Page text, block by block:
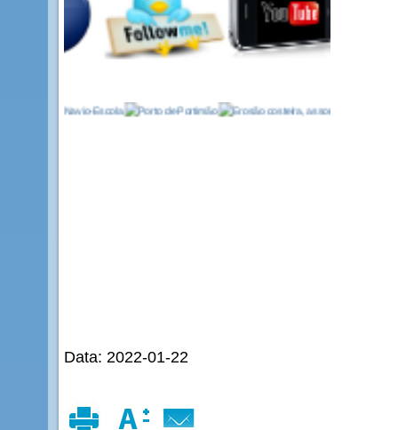
Data: 2022-01-22